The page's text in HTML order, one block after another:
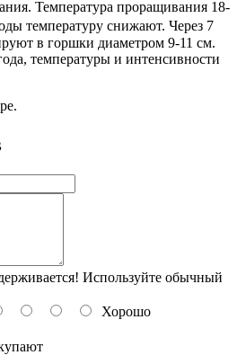
Температура проращивания 18-
температуру снижают. Через 7
в горшки диаметром 9-11 см.
температуры и интенсивности
Используйте обычный
Хорошо